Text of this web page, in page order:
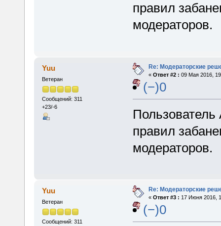
правил
модераторов.
Yuu
Ветеран
Сообщений: 311
+23/-6
Re: Модераторские
« Ответ #2 : 09 Мая 2016,
(−)0
правил
модераторов.
Yuu
Ветеран
Сообщений: 311
Re: Модераторские
« Ответ #3 : 17 Июня 2016,
(−)0